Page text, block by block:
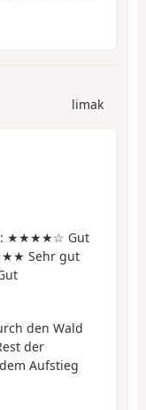
limak
: ★★★★☆ Gut
Sehr gut
den Wald
der
Aufstieg